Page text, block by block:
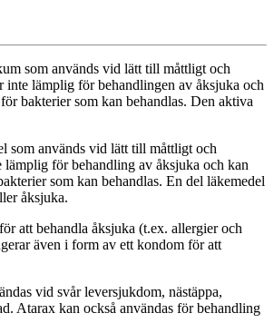
som används vid lätt till måttligt och
lämplig för behandlingen av åksjuka och
bakterier som kan behandlas. Den aktiva
som används vid lätt till måttligt och
för behandling av åksjuka och kan
som kan behandlas. En del läkemedel
åksjuka.
att behandla åksjuka (t.ex. allergier och
även i form av ett kondom för att
vid svår leversjukdom, nästäppa,
Atarax kan också användas för behandling